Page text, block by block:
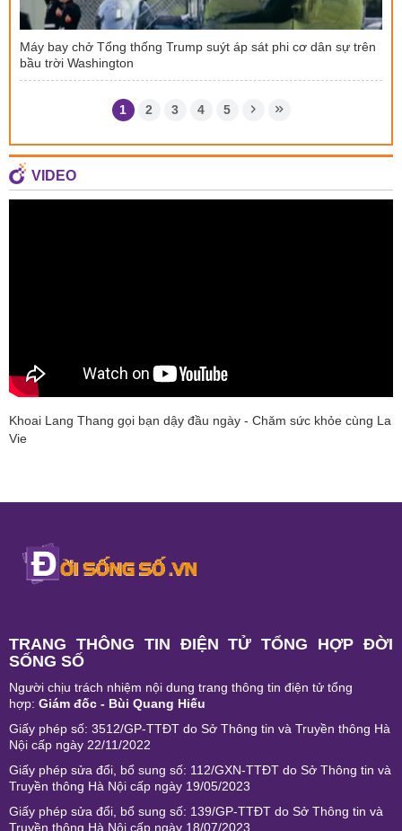
Máy bay chở Tổng thống Trump suýt áp sát phi cơ dân sự trên
bầu trời Washington
1 2 3 4 5
VIDEO
Khoai Lang Thang gọi bạn dậy đầu ngày - Chăm sức khỏe cùng La
Vie
TRANG THÔNG TIN ĐIỆN TỬ TỔNG HỢP ĐỜI
SỐNG SỐ
Người chịu trách nhiệm nội dung trang thông tin điện tử tổng
hợp: Giám đốc - Bùi Quang Hiếu
Giấy phép số: 3512/GP-TTĐT do Sở Thông tin và Truyền thông Hà
Nội cấp ngày 22/11/2022
Giấy phép sửa đổi, bổ sung số: 112/GXN-TTĐT do Sở Thông tin và
Truyền thông Hà Nội cấp ngày 19/05/2023
Giấy phép sửa đổi, bổ sung số: 139/GP-TTĐT do Sở Thông tin và
Truyền thông Hà Nội cấp ngày 18/07/2023